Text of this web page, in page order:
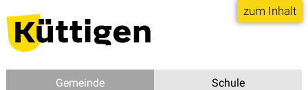
zum Inhalt
Gemeinde Schule